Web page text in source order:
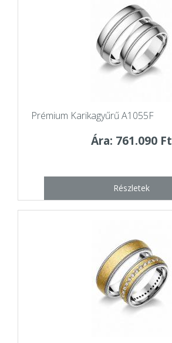
Prémium Karikagyűrű A1055F
Ára: 761.090 Ft
Részletek